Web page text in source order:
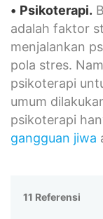
• Psikoterapi.
adalah faktor
menjalankan
pola stres.
psikoterapi
umum
psikoterapi
gangguan jiwa
11 Referensi